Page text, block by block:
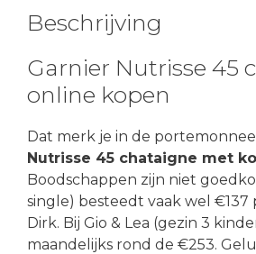
Beschrijving
Garnier Nutrisse 45
online kopen
Dat merk je in de
Nutrisse 45 chataigne met
Boodschappen zijn niet
single) besteedt vaak wel €137
Dirk. Bij Gio & Lea (gezin 3
maandelijks rond de €253.